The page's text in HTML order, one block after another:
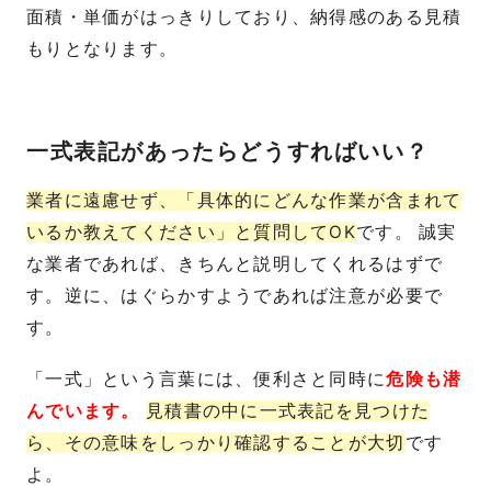
面積・単価がはっきりしており、納得感のある見積
もりとなります。
一式表記があったらどうすればいい？
業者に遠慮せず、「具体的にどんな作業が含まれて
いるか教えてください」と質問してOKです。 誠実
な業者であれば、きちんと説明してくれるはずで
す。逆に、はぐらかすようであれば注意が必要で
す。
「一式」という言葉には、便利さと同時に危険も潜
んでいます。
見積書の中に一式表記を見つけた
ら、その意味をしっかり確認することが大切 です
よ。